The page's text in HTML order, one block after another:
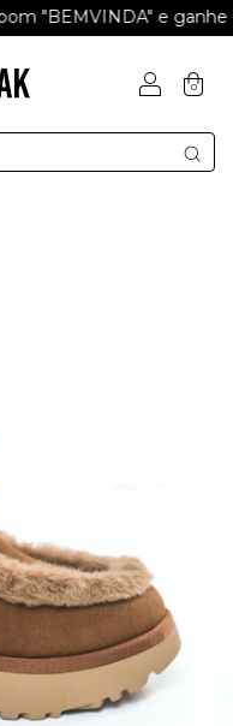
"BEMVINDA" e ganhe
0